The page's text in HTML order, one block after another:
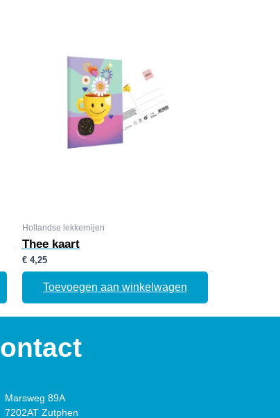
Hollandse lekkernijen
Thee kaart
€ 4,25
Toevoegen aan winkelwagen
Marsweg 89A
7202AT Zutphen